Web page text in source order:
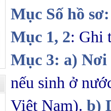
Mục Số hồ sơ:
Mục 1, 2: Ghi
Mục 3: a) Nơi
nếu sinh ở
Việt Nam). b)